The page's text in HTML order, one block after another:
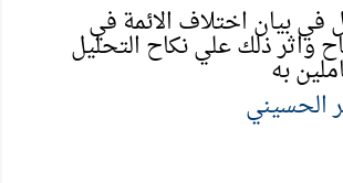
في بيان اختلاف الائمة في
واثر ذلك علي نكاح التحليل
به
الحسيني